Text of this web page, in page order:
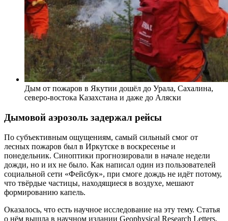
Дым от пожаров в Якутии дошёл до Урала, Сахалина,
северо-востока Казахстана и даже до Аляски
Дымовой аэрозоль задержал рейсы
По субъективным ощущениям, самый сильный смог от
лесных пожаров был в Иркутске в воскресенье и
понедельник. Синоптики прогнозировали в начале недели
дожди, но и их не было. Как написал один из пользователей
социальной сети «Фейсбук», при смоге дождь не идёт потому,
что твёрдые частицы, находящиеся в воздухе, мешают
формированию капель.
Оказалось, что есть научное исследование на эту тему. Статья
о нём вышла в научном издании Geophysical Research Letters.